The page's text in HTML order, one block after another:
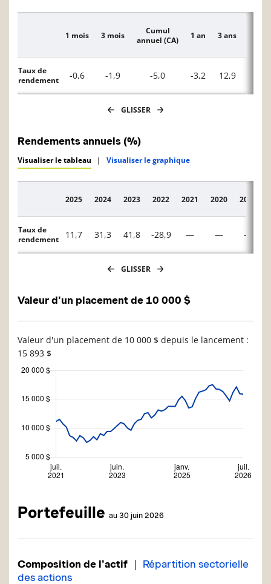
Description
1 mois 3 mois
Cumul
annuel (CA)
1 an 3 ans
Taux de
rendement
-0,6 -1,9 -5,0 -3,2 12,9
GLISSER
Rendements annuels (%)
Visualiser le tableau | Visualiser le graphique
Description
2025 2024 2023 2022 2021 2020 2019
Taux de
rendement
11,7 31,3 41,8 -28,9 — — —
GLISSER
Valeur d'un placement de 10 000 $
Valeur d'un placement de 10 000 $ depuis le lancement :
15 893 $
Portefeuille au 30 juin 2026
Composition de l'actif | Répartition sectorielle
des actions